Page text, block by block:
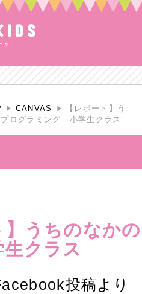
CANVAS
【レポート】う
ログラミング 小学生クラス
】うちのなか
クラス
投稿より